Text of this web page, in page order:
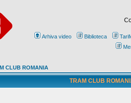
Arhiva video Biblioteca
CLUB ROMANIA
TRAM CLUB